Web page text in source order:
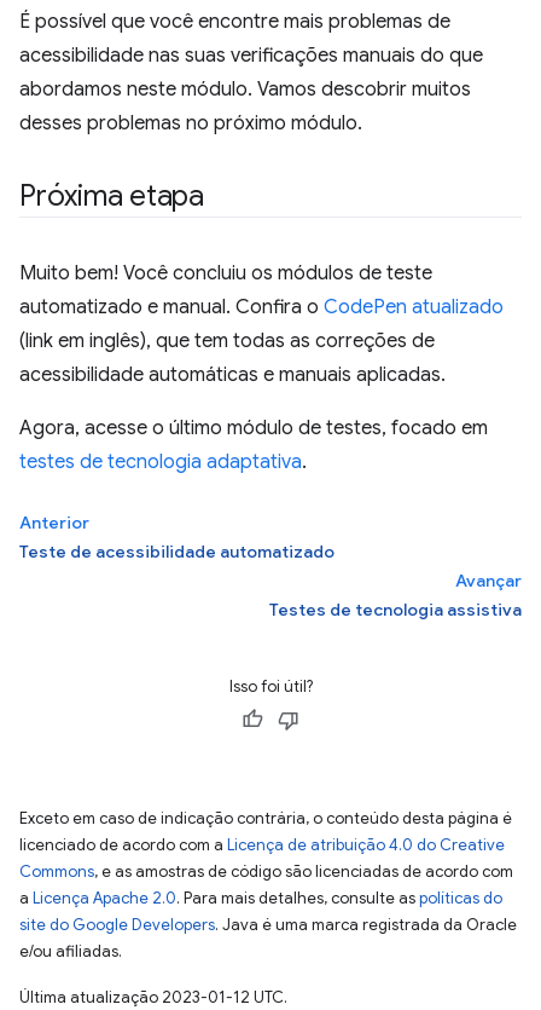
É possível que você encontre mais problemas de
acessibilidade nas suas verificações manuais do que
abordamos neste módulo. Vamos descobrir muitos
desses problemas no próximo módulo.
Próxima etapa
Muito bem! Você concluiu os módulos de teste
automatizado e manual. Confira o CodePen atualizado
(link em inglês), que tem todas as correções de
acessibilidade automáticas e manuais aplicadas.
Agora, acesse o último módulo de testes, focado em
testes de tecnologia adaptativa.
Anterior
Teste de acessibilidade automatizado
Avançar
Testes de tecnologia assistiva
Isso foi útil?
Exceto em caso de indicação contrária, o conteúdo desta página é
licenciado de acordo com a Licença de atribuição 4.0 do Creative
Commons, e as amostras de código são licenciadas de acordo com
a Licença Apache 2.0. Para mais detalhes, consulte aspolíticas do
site do Google Developers. Java é uma marca registrada da Oracle
e/ou afiliadas.
Última atualização 2023-01-12 UTC.